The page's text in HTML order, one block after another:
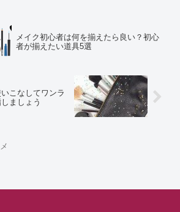
メイク初心者は何を揃えたら良い？初心
者が揃えたい道具5選
こなしてワンラ
ましょう